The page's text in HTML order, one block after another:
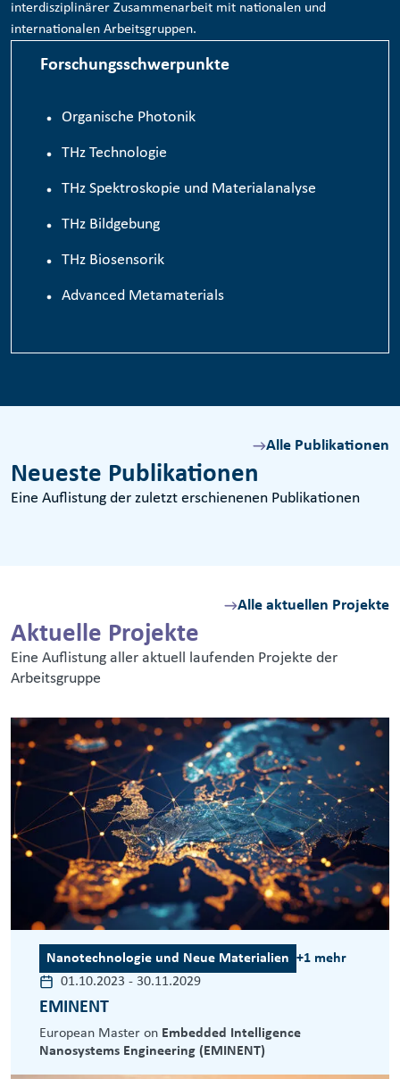
interdisziplinärer Zusammenarbeit mit nationalen und
internationalen Arbeitsgruppen.
Forschungsschwerpunkte
Organische Photonik
THz Technologie
THz Spektroskopie und Materialanalyse
THz Bildgebung
THz Biosensorik
Advanced Metamaterials
Neueste Publikationen
Eine Auflistung der zuletzt erschienenen Publikationen
Alle Publikationen
Aktuelle Projekte
Eine Auflistung aller aktuell laufenden Projekte der
Arbeitsgruppe
Alle aktuellen Projekte
Nanotechnologie und Neue Materialien +1 mehr
01.10.2023 - 30.11.2029
EMINENT
European Master on Embedded Intelligence
Nanosystems Engineering (EMINENT)